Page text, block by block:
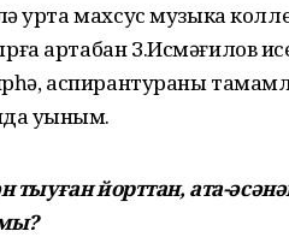
урта махсус музыка
артабан З.Исмәғилов
аспирантураны
уҡыным.
тыуған йорттан, ата-